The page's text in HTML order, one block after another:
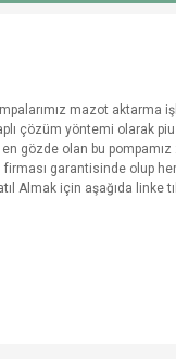
mazot aktarma
çözüm yöntemi olarak
gözde olan bu
garantisinde olup
Almak için aşağıda linke